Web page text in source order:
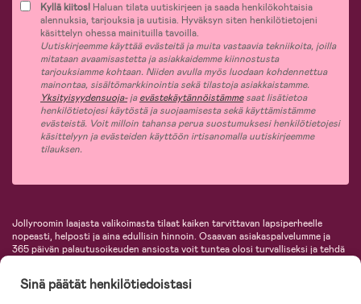
Kyllä kiitos! Haluan tilata uutiskirjeen ja saada henkilökohtaisia
alennuksia, tarjouksia ja uutisia. Hyväksyn siten henkilötietojeni
käsittelyn ohessa mainituilla tavoilla.
Uutiskirjeemme käyttää evästeitä ja muita vastaavia tekniikoita, joilla
mitataan avaamisastetta ja asiakkaidemme kiinnostusta
tarjouksiamme kohtaan. Niiden avulla myös luodaan kohdennettua
mainontaa, sisältömarkkinointia sekä tilastoja asiakkaistamme.
Yksityisyydensuoja-jaevästekäytännöistämmesaat lisätietoa
henkilötietojesi käytöstä ja suojaamisesta sekä käyttämistämme
evästeistä. Voit milloin tahansa perua suostumuksesi henkilötietojesi
käsittelyyn ja evästeiden käyttöön irtisanomalla uutiskirjeemme
tilauksen.
Jollyroomin laajasta valikoimasta tilaat kaiken tarvittavan lapsiperheelle
nopeasti, helposti ja aina edullisin hinnoin. Osaavan asiakaspalvelumme ja
365 päivän palautusoikeuden ansiosta voit tuntea olosi turvalliseksi ja tehdä
lastentarvikkeita sekä paljon muuta. Meiltä löydät lukuisia tunnettuja
Sinä päätät henkilötiedoistasi